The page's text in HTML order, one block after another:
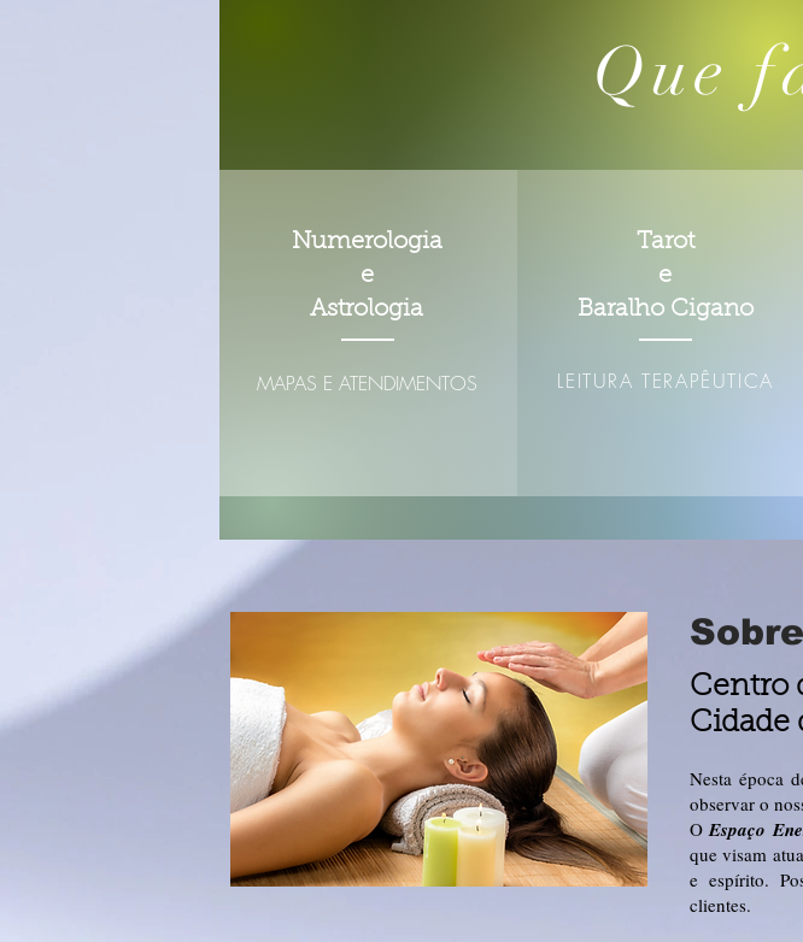
Que
Numerologia
e
Astrologia
MAPAS E ATENDIMENTOS
Tarot
e
Baralho Cigano
LEITURA TERAPÊUTICA
Sobre
Centro
Cidade
Nesta época
observar o
OEspaço
que visam
e espírito.
clientes.